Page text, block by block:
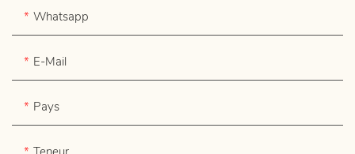
Whatsapp
E-Mail
Pays